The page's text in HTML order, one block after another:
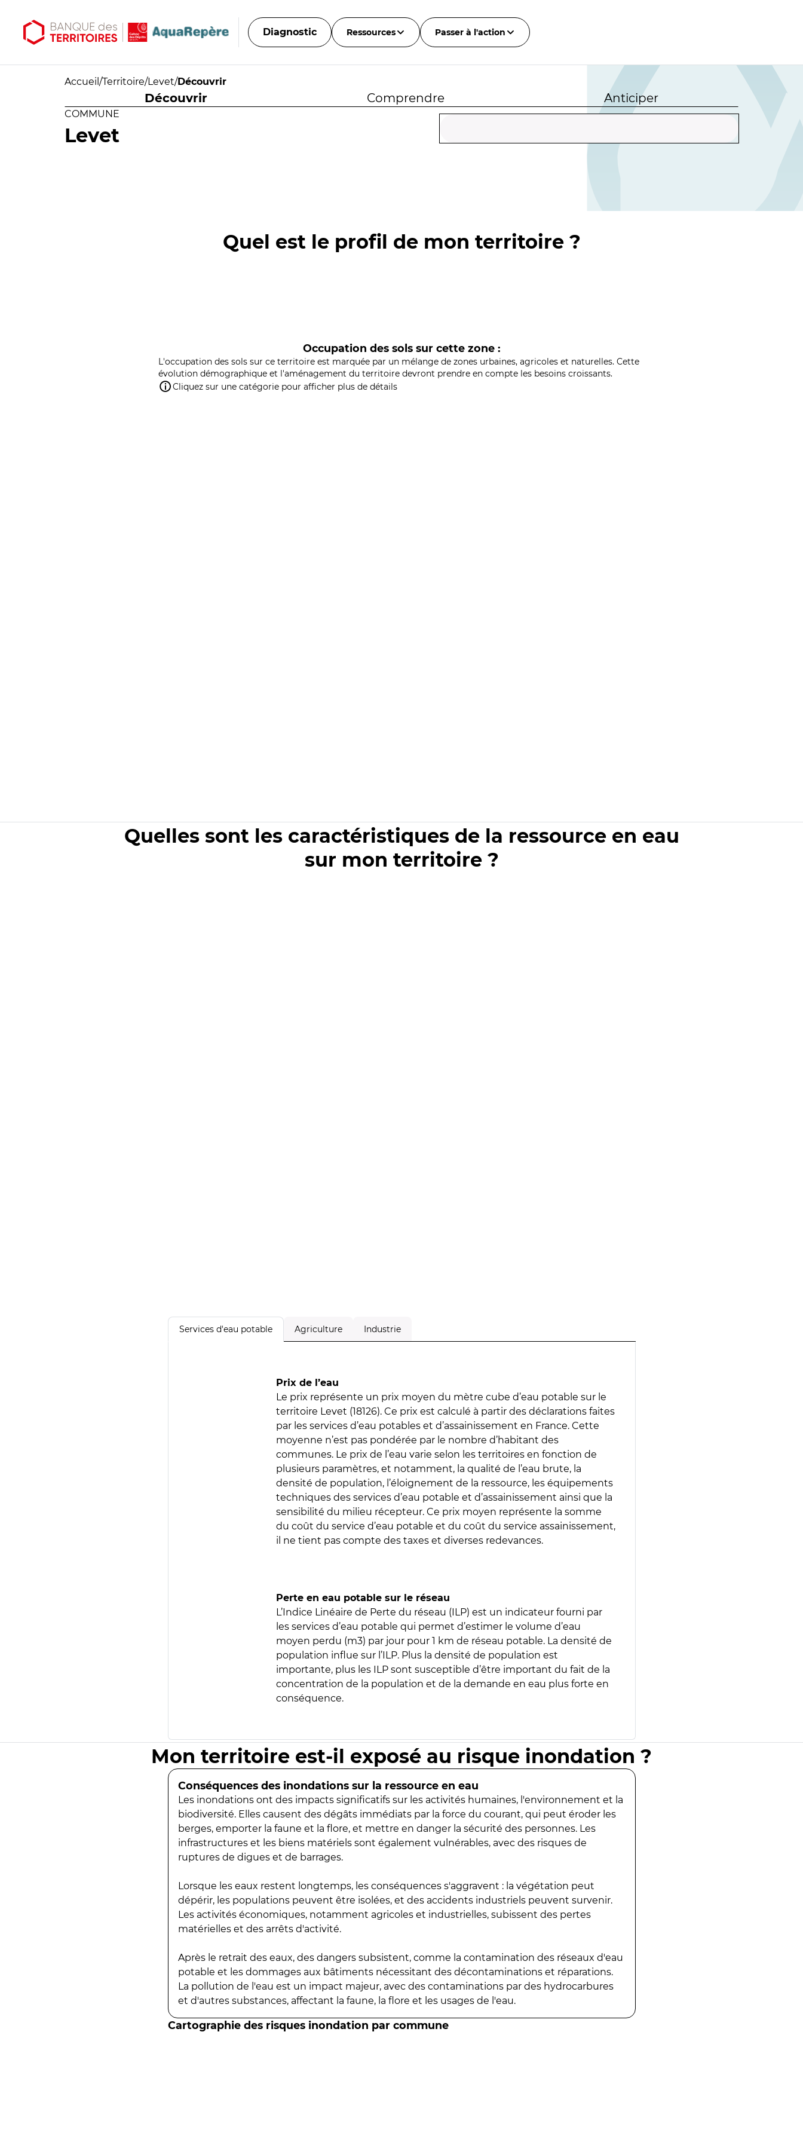
Diagnostic Ressources Passer à l'action
Accueil /Territoire/Levet/Découvrir
Découvrir Comprendre Anticiper
COMMUNE
Levet
Quel est le profil de mon territoire ?
Occupation des sols sur cette zone :
L'occupation des sols sur ce territoire est marquée par un mélange de zones urbaines, agricoles et naturelles. Cette
évolution démographique et l'aménagement du territoire devront prendre en compte les besoins croissants.
Cliquez sur une catégorie pour afficher plus de détails
Quelles sont les caractéristiques de la ressource en eau
sur mon territoire ?
Services d'eau potable Agriculture Industrie
Prix de l’eau
Le prix représente un prix moyen du mètre cube d’eau potable sur le
territoire Levet (18126). Ce prix est calculé à partir des déclarations faites
par les services d’eau potables et d’assainissement en France. Cette
moyenne n’est pas pondérée par le nombre d’habitant des
communes. Le prix de l’eau varie selon les territoires en fonction de
plusieurs paramètres, et notamment, la qualité de l’eau brute, la
densité de population, l’éloignement de la ressource, les équipements
techniques des services d’eau potable et d’assainissement ainsi que la
sensibilité du milieu récepteur. Ce prix moyen représente la somme
du coût du service d’eau potable et du coût du service assainissement,
il ne tient pas compte des taxes et diverses redevances.
Perte en eau potable sur le réseau
L’Indice Linéaire de Perte du réseau (ILP) est un indicateur fourni par
les services d’eau potable qui permet d’estimer le volume d’eau
moyen perdu (m3) par jour pour 1 km de réseau potable. La densité de
population influe sur l’ILP. Plus la densité de population est
importante, plus les ILP sont susceptible d’être important du fait de la
concentration de la population et de la demande en eau plus forte en
conséquence.
Mon territoire est-il exposé au risque inondation ?
Conséquences des inondations sur la ressource en eau
Les inondations ont des impacts significatifs sur les activités humaines, l'environnement et la
biodiversité. Elles causent des dégâts immédiats par la force du courant, qui peut éroder les
berges, emporter la faune et la flore, et mettre en danger la sécurité des personnes. Les
infrastructures et les biens matériels sont également vulnérables, avec des risques de
ruptures de digues et de barrages.
Lorsque les eaux restent longtemps, les conséquences s'aggravent : la végétation peut
dépérir, les populations peuvent être isolées, et des accidents industriels peuvent survenir.
Les activités économiques, notamment agricoles et industrielles, subissent des pertes
matérielles et des arrêts d'activité.
Après le retrait des eaux, des dangers subsistent, comme la contamination des réseaux d'eau
potable et les dommages aux bâtiments nécessitant des décontaminations et réparations.
La pollution de l'eau est un impact majeur, avec des contaminations par des hydrocarbures
et d'autres substances, affectant la faune, la flore et les usages de l'eau.
Cartographie des risques inondation par commune